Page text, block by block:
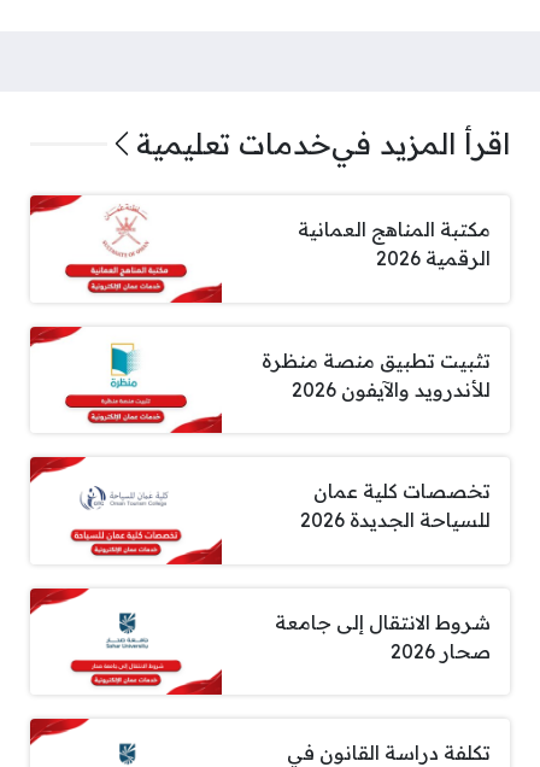
اقرأ المزيد فيخدمات تعليمية
مكتبة المناهج العمانية
الرقمية 2026
تثبيت تطبيق منصة منظرة
للأندرويد والآيفون 2026
تخصصات كلية عمان
للسياحة الجديدة 2026
شروط الانتقال إلى جامعة
صحار 2026
تكلفة دراسة القانون في